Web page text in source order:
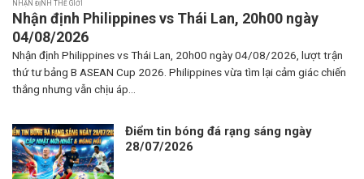
NHẬN ĐỊNH THẾ GIỚI
Nhận định Philippines vs Thái Lan, 20h00 ngày
04/08/2026
Nhận định Philippines vs Thái Lan, 20h00 ngày 04/08/2026, lượt trận
thứ tư bảng B ASEAN Cup 2026. Philippines vừa tìm lại cảm giác chiến
thắng nhưng vẫn chịu áp...
Điểm tin bóng đá rạng sáng ngày
28/07/2026